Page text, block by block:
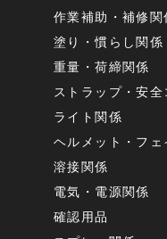
作業補助・補修関
塗り・慣らし関係
重量・荷締関係
ストラップ・安
ライト関係
ヘルメット・フェ
溶接関係
電気・電源関係
確認用品